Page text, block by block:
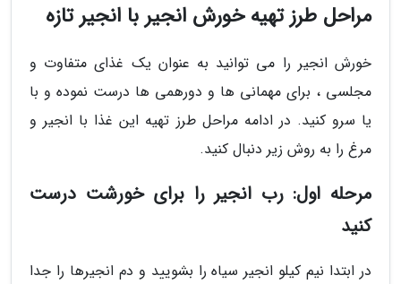
مراحل طرز تهیه خورش انجیر با انجیر تازه
خورش انجیر را می توانید به عنوان یک غذای متفاوت و
مجلسی ، برای مهمانی ها و دورهمی ها درست نموده و با
یا سرو کنید. در ادامه مراحل طرز تهیه این غذا با انجیر و
مرغ را به روش زیر دنبال کنید.
مرحله اول: رب انجیر را برای خورشت درست
کنید
در ابتدا نیم کیلو انجیر سیاه را بشویید و دم انجیرها را جدا